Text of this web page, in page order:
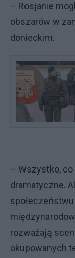
– Rosjanie
obszarów w
donieckim.
– Wszystko,
dramatyczne.
rozważają
okupowanych